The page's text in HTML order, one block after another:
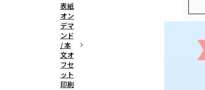
表紙
オン
デマ
ンド
/ 本
文オ
フセ
ット
印刷